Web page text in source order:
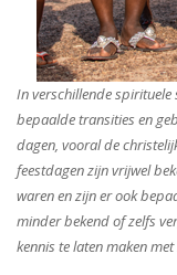
In verschillende
bepaalde transities en
dagen, vooral de
feestdagen zijn vrijwel
waren en zijn er ook
minder bekend of zelfs
kennis te laten maken